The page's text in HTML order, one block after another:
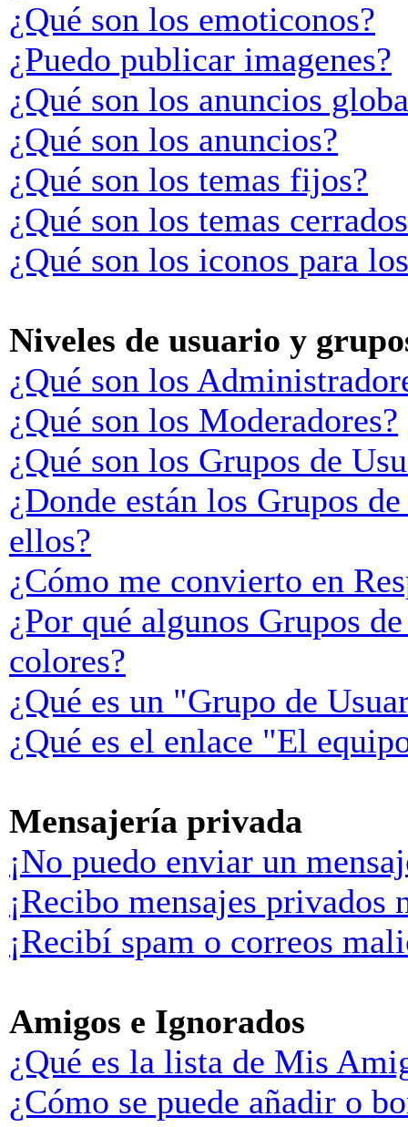
¿Qué son los emoticonos?
¿Puedo publicar imagenes?
¿Qué son los anuncios
¿Qué son los anuncios?
¿Qué son los temas fijos?
¿Qué son los temas
¿Qué son los iconos para
Niveles de usuario y
¿Qué son los
¿Qué son los Moderadores?
¿Qué son los Grupos de
¿Donde están los Grupos
ellos?
¿Cómo me convierto en
¿Por qué algunos Grupos
colores?
¿Qué es un "Grupo de
¿Qué es el enlace "El
Mensajería privada
¡No puedo enviar un
¡Recibo mensajes privados
¡Recibí spam o correos
Amigos e Ignorados
¿Qué es la lista de Mis
¿Cómo se puede añadir o